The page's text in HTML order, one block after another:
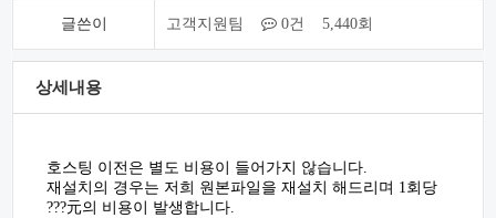
글쓴이 고객지원팀 0건 5,440회
상세내용
호스팅 이전은 별도 비용이 들어가지 않습니다.
재설치의 경우는 저희 원본파일을 재설치 해드리며 1회당
???元의 비용이 발생합니다.